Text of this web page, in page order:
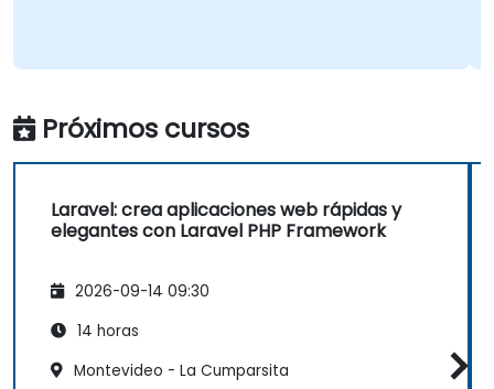
Próximos cursos
Laravel: crea aplicaciones web rápidas y
elegantes con Laravel PHP Framework
2026-09-14 09:30
14 horas
Montevideo - La Cumparsita